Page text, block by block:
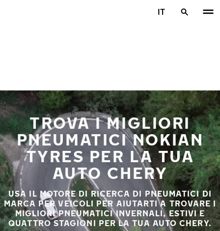
IT
TROVA I MIGLIORI
PNEUMATICI NOKIAN
TYRES PER LA TUA
AUTO CHERY
USA IL MOTORE DI RICERCA DI PNEUMATICI DI
MARCA PER VEICOLI PER AIUTARTI A TROVARE I
MIGLIORI PNEUMATICI INVERNALI, ESTIVI E
QUATTRO STAGIONI PER LA TUA AUTO CHERY.